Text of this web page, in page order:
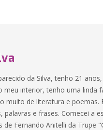
da Silva, tenho 21
meu interior, tenho uma linda
muito de literatura e
palavras e frases. Comecei a
de Fernando Anitelli da Trupe